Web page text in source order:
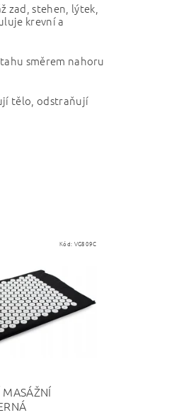
zad, stehen, lýtek,
krevní a
směrem nahoru
tělo, odstraňují
Kód: VG809C
MASÁŽNÍ